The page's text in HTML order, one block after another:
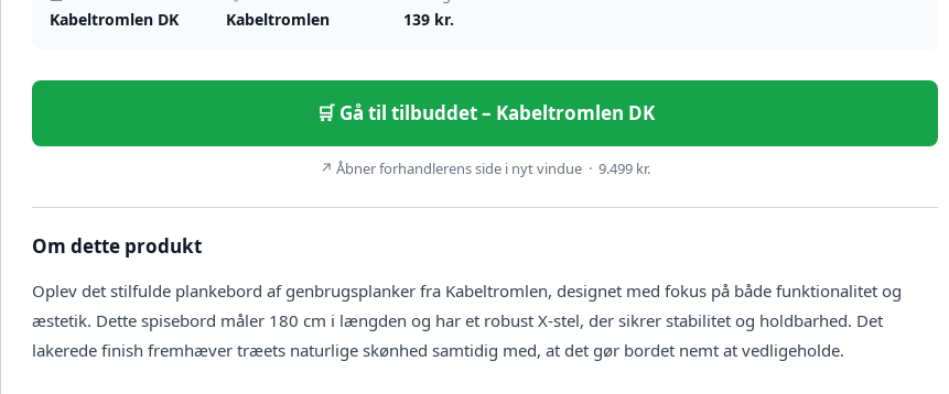
Kabeltromlen DK Kabeltromlen 139 kr.
🛒 Gå til tilbuddet – Kabeltromlen DK
↗ Åbner forhandlerens side i nyt vindue · 9.499 kr.
Om dette produkt
Oplev det stilfulde plankebord af genbrugsplanker fra Kabeltromlen, designet med fokus på både funktionalitet og
æstetik. Dette spisebord måler 180 cm i længden og har et robust X-stel, der sikrer stabilitet og holdbarhed. Det
lakerede finish fremhæver træets naturlige skønhed samtidig med, at det gør bordet nemt at vedligeholde.